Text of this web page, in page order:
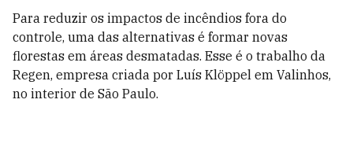
Para reduzir os impactos de incêndios fora do
controle, uma das alternativas é formar novas
florestas em áreas desmatadas. Esse é o trabalho da
Regen, empresa criada por Luís Klöppel em Valinhos,
no interior de São Paulo.